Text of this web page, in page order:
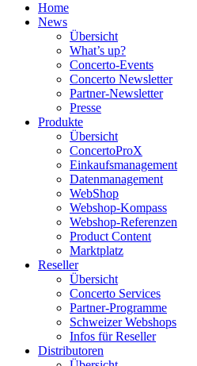
Home
News
Übersicht
What’s up?
Concerto-Events
Concerto Newsletter
Partner-Newsletter
Presse
Produkte
Übersicht
ConcertoProX
Einkaufsmanagement
Datenmanagement
WebShop
Webshop-Kompass
Webshop-Referenzen
Product Content
Marktplatz
Reseller
Übersicht
Concerto Services
Partner-Programme
Schweizer Webshops
Infos für Reseller
Distributoren